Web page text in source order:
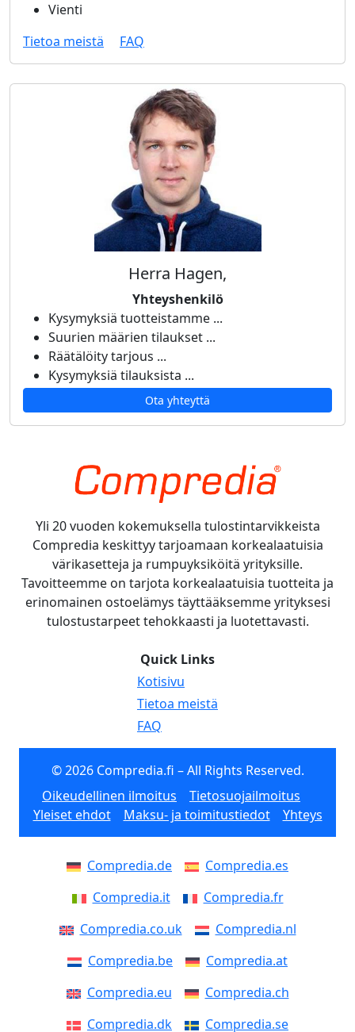
Vienti
Tietoa meistä
FAQ
Herra Hagen,
Yhteyshenkilö
Kysymyksiä tuotteistamme ...
Suurien määrien tilaukset ...
Räätälöity tarjous ...
Kysymyksiä tilauksista ...
Ota yhteyttä
Yli 20 vuoden kokemuksella tulostintarvikkeista
Compredia keskittyy tarjoamaan korkealaatuisia
värikasetteja ja rumpuyksiköitä yrityksille.
Tavoitteemme on tarjota korkealaatuisia tuotteita ja
erinomainen ostoelämys täyttääksemme yrityksesi
tulostustarpeet tehokkaasti ja luotettavasti.
Quick Links
Kotisivu
Tietoa meistä
FAQ
© 2026 Compredia.fi – All Rights Reserved.
Oikeudellinen ilmoitus
Tietosuojailmoitus
Yleiset ehdot
Maksu- ja toimitustiedot Yhteys
Compredia.de
Compredia.es
Compredia.it
Compredia.fr
Compredia.co.uk
Compredia.nl
Compredia.be
Compredia.at
Compredia.eu
Compredia.ch
Compredia.dk
Compredia.se